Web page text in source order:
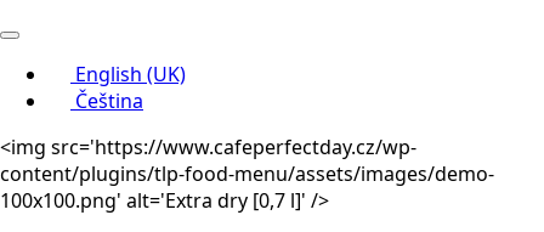
English (UK)
Čeština
<img src='https://www.cafeperfectday.cz/wp-
content/plugins/tlp-food-menu/assets/images/demo-
100x100.png' alt='Extra dry [0,7 l]' />